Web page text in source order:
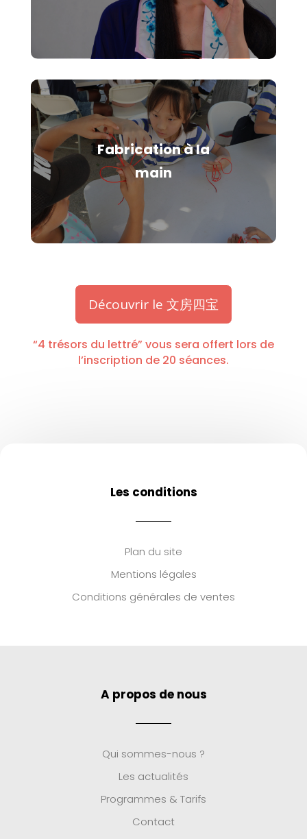
Fabrication à la
main
Découvrir le 文房四宝
“4 trésors du lettré” vous sera offert lors de
l’inscription de 20 séances.
Les conditions
Plan du site
Mentions légales
Conditions générales de ventes
A propos de nous
Qui sommes-nous ?
Les actualités
Programmes & Tarifs
Contact